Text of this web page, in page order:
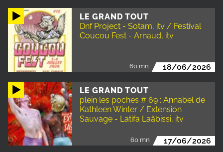
LE GRAND TOUT
Dnf Project - Sotam, itv / Festival
Coucou Fest - Arnaud, itv
60 mn 18/06/2026
LE GRAND TOUT
plein les poches # 69 : Annabel de
Kathleen Winter / Extension
Sauvage - Latifa Laâbissi, itv
60 mn 17/06/2026